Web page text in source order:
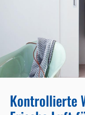
Kontrollierte